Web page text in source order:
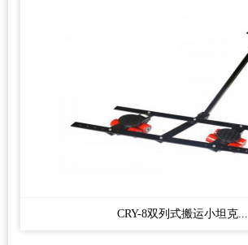
CRY-8双列式搬运小坦克...